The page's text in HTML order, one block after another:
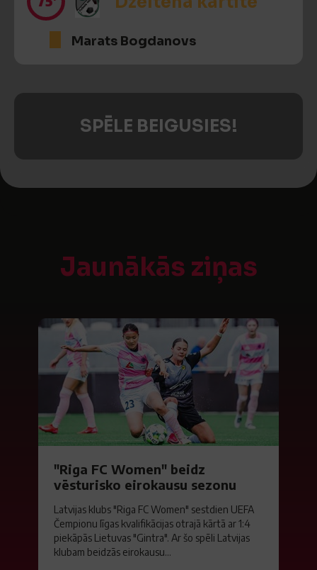
Marats Bogdanovs
SPĒLE BEIGUSIES!
Jaunākās ziņas
"Riga FC Women" beidz
vēsturisko eirokausu sezonu
Latvijas klubs "Riga FC Women" sestdien UEFA
Čempionu līgas kvalifikācijas otrajā kārtā ar 1:4
piekāpās Lietuvas "Gintra". Ar šo spēli Latvijas
klubam beidzās eirokausu...